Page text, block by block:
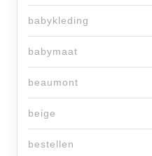
babykleding
babymaat
beaumont
beige
bestellen